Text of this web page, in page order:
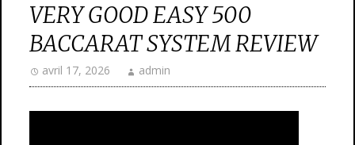
VERY GOOD EASY 500
BACCARAT SYSTEM REVIEW
avril 17, 2026 admin